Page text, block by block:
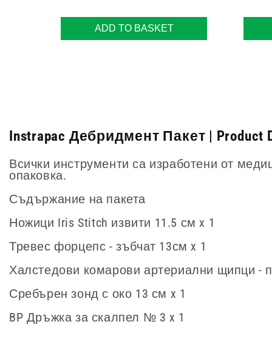
ADD TO BASKET
Instrapac Дебридмент Пакет | Product
Всички инструменти са изработени от
опаковка.
Съдържание на пакета
Ножици Iris Stitch извити 11.5 см x 1
Тревес форцепс - зъбчат 13см x 1
Халстедови комарови артериални щипци -
Сребърен зонд с око 13 см x 1
BP Дръжка за скалпел № 3 x 1